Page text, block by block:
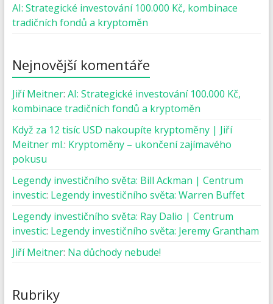
AI: Strategické investování 100.000 Kč, kombinace
tradičních fondů a kryptoměn
Nejnovější komentáře
Jiří Meitner: AI: Strategické investování 100.000 Kč,
kombinace tradičních fondů a kryptoměn
Když za 12 tisíc USD nakoupíte kryptoměny | Jiří
Meitner ml.: Kryptoměny – ukončení zajímavého
pokusu
Legendy investičního světa: Bill Ackman | Centrum
investic: Legendy investičního světa: Warren Buffet
Legendy investičního světa: Ray Dalio | Centrum
investic: Legendy investičního světa: Jeremy Grantham
Jiří Meitner: Na důchody nebude!
Rubriky